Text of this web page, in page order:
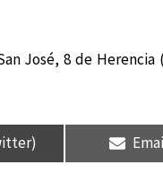
José, 8 de Herencia